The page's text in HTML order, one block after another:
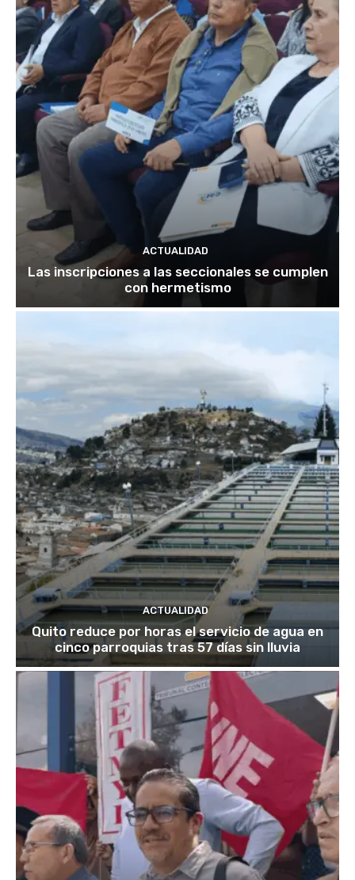
ACTUALIDAD
Las inscripciones a las seccionales se cumplen
con hermetismo
ACTUALIDAD
Quito reduce por horas el servicio de agua en
cinco parroquias tras 57 días sin lluvia